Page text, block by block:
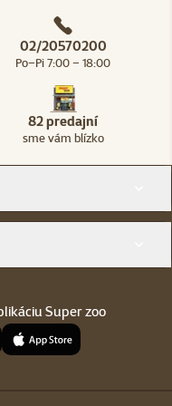
02/20570200
Po–Pi 7:00 – 18:00
82 predajní
sme vám blízko
Super zoo